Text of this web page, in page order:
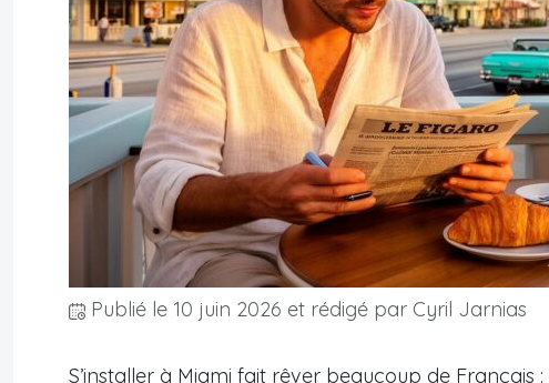
Publié le 10 juin 2026 et rédigé par Cyril Jarnias
S’installer à Miami fait rêver beaucoup de Français :